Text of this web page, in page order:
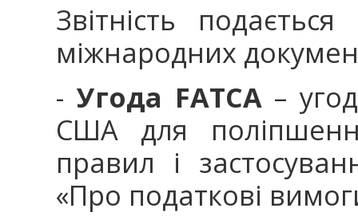
Звітність
міжнародних
- Угода FATCA–
США для
правил і
«Про податкові